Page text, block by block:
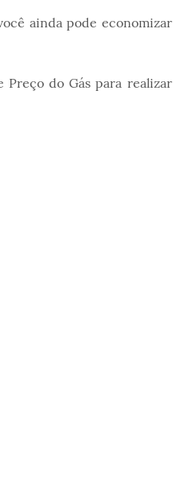
ainda pode economizar
Preço do Gás para realizar